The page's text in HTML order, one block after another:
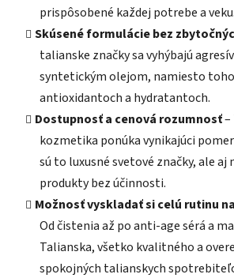
prispôsobené každej potrebe a veku.
Skúsené formulácie bez
talianske značky sa vyhýbajú
syntetickým olejom, namiesto
antioxidantoch a hydratantoch.
Dostupnosť a cenová rozumnosť
kozmetika ponúka vynikajúci
sú to luxusné svetové značky, ale aj
produkty bez účinnosti.
Možnosť vyskladať si celú rutinu
Od čistenia až po anti-age sérá a
Talianska, všetko kvalitného a
spokojných talianskych